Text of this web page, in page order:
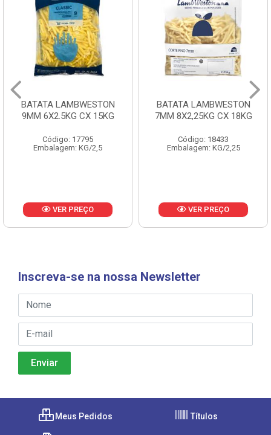
BATATA LAMBWESTON
9MM 6X2.5KG CX 15KG
Código: 17795
Embalagem: KG/2,5
VER PREÇO
BATATA LAMBWESTON
7MM 8X2,25KG CX 18KG
Código: 18433
Embalagem: KG/2,25
VER PREÇO
Inscreva-se na nossa Newsletter
Meus Pedidos Títulos